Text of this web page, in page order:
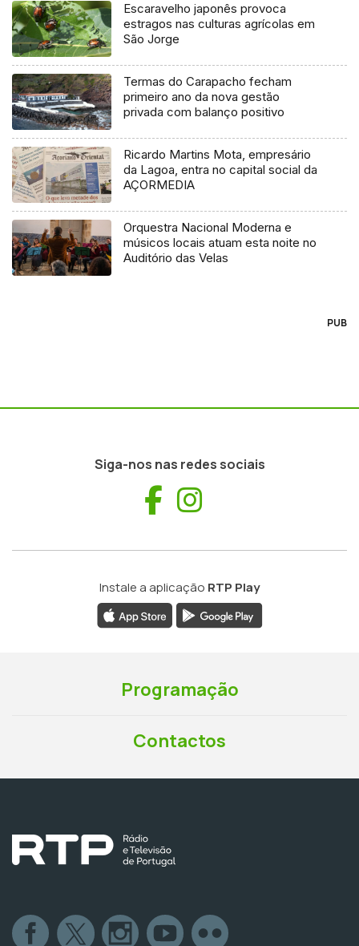
Escaravelho japonês provoca
estragos nas culturas agrícolas em
São Jorge
Termas do Carapacho fecham
primeiro ano da nova gestão
privada com balanço positivo
Ricardo Martins Mota, empresário
da Lagoa, entra no capital social da
AÇORMEDIA
Orquestra Nacional Moderna e
músicos locais atuam esta noite no
Auditório das Velas
PUB
Siga-nos nas redes sociais
Facebook
Instale a aplicação RTP Play
Programação
Contactos